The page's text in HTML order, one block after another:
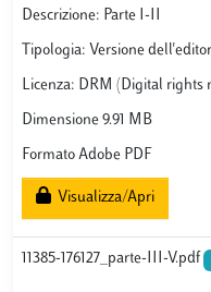
Descrizione: Parte I-II
Tipologia: Versione
Licenza: DRM (Digital rights
Dimensione 9.91 MB
Formato Adobe PDF
Visualizza/Apri
11385-176127_parte-III-V.pdf